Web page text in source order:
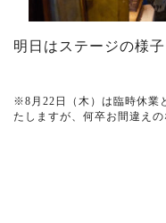
明日はステージの様
※8月22日（木）は臨時休業
たしますが、何卒お間違え